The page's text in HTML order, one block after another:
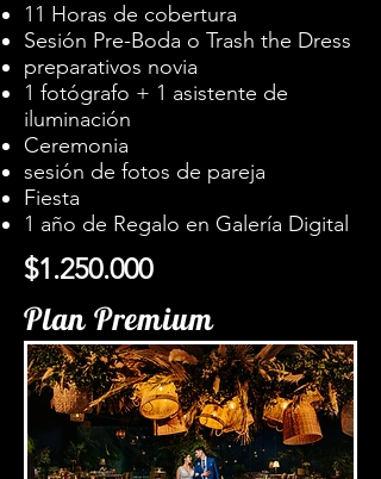
11 Horas de cobertura
Sesión Pre-Boda o Trash the Dress
preparativos novia
1 fotógrafo + 1 asistente de
iluminación
Ceremonia
sesión de fotos de pareja
Fiesta
1 año de Regalo en Galería Digital
$1.250.000
Plan Premium